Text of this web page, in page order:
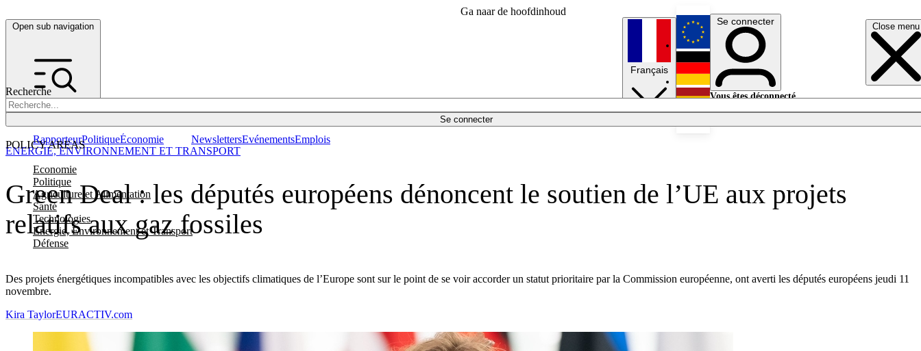
Ga naar de hoofdinhoud
Open sub navigation Close menu
Recherche
Se connecter
POLICY AREAS
Economie
Politique
Agriculture et Alimentation
Santé
Technologies
Energie, Environnement et Transport
Défense
RapporteurPolitiqueÉconomie NewslettersEvénementsEmplois
Français
English
Deutsch
Se connecter
Vous êtes déconnecté.
Green Deal : les députés européens dénoncent le soutien de l’UE aux projets
relatifs aux gaz fossiles
Des projets énergétiques incompatibles avec les objectifs climatiques de l’Europe sont sur le point de se voir accorder un statut prioritaire par la Commission européenne, ont averti les députés européens jeudi 11
novembre.
ENERGIE, ENVIRONNEMENT ET TRANSPORT
Kira TaylorEURACTIV.com